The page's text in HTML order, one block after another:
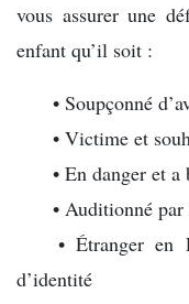
vous assurer une
enfant qu’il soit :
• Soupçonné
• Victime et
• En danger et a
• Auditionné
• Étranger en
d’identité